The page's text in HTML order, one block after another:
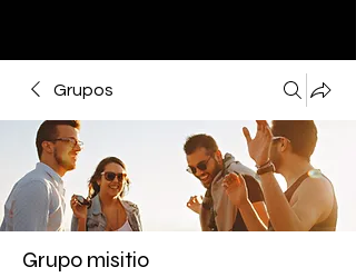
Grupos
Grupo misitio